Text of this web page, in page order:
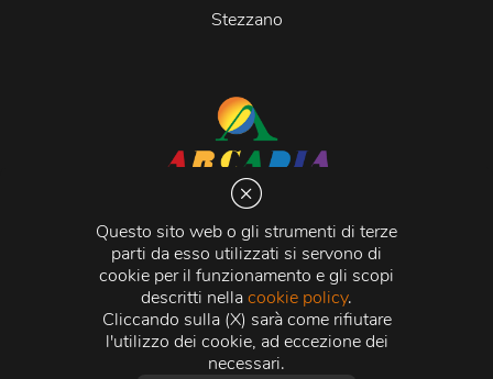
Questo sito web o gli strumenti di terze
parti da esso utilizzati si servono di
cookie per il funzionamento e gli scopi
descritti nellacookie policy.
Cliccando sulla (X) sarà come rifiutare
l'utilizzo dei cookie, ad eccezione dei
necessari.
Stezzano
Via Martiri della Libertà 20066 Melzo (MI)
C.C.I.A.A. - R.E.A di Milano n. 1427910
Registro delle Imprese di Milano n. 338392 -
Fiscale e Partita Iva11015840157 | Capitale Sociale
500.000,00 i.v.
Credits:Crea Informatica S.r.l. 2026 © Tutti i diritti
riservati.